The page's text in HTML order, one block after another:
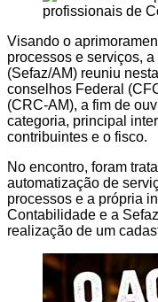
Visando o
processos e serviços,
(Sefaz/AM) reuniu
conselhos Federal
(CRC-AM), a fim de
categoria, principal
contribuintes e o fisco.
No encontro, foram
automatização de
processos e a própria
Contabilidade e a
realização de um